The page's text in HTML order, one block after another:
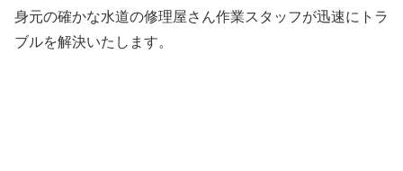
身元の確かな水道の修理屋さん作業スタッフが迅速にトラ
ブルを解決いたします。